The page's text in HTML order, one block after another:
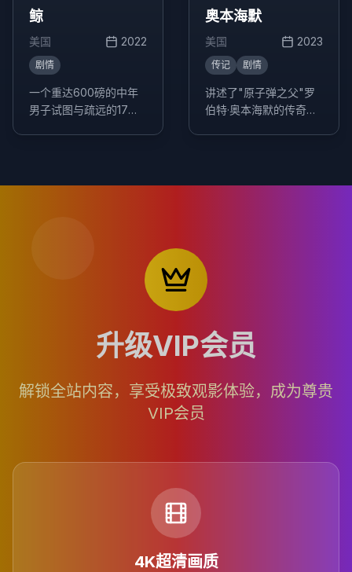
鲸
美国 2022
剧情
一个重达600磅的中年
男子试图与疏远的17岁
奥本海默
美国 2023
传记 剧情
讲述了"原子弹之父"罗
伯特·奥本海默的传奇人
升级VIP会员
解锁全站内容，享受极致观影体验，成为尊贵
VIP会员
4K超清画质